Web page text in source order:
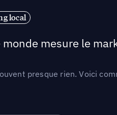
local
mesure le
presque rien. Voici